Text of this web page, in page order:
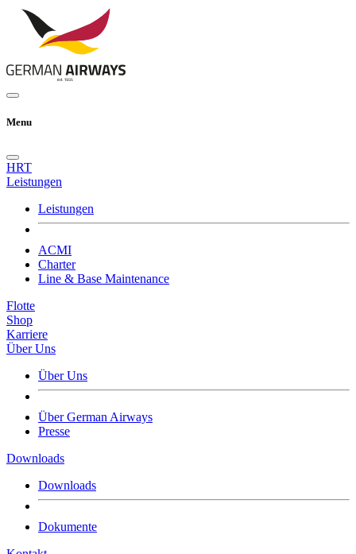
Zum
Inhalt
springen
Menu
HRT
Leistungen
Leistungen
ACMI
Charter
Line & Base Maintenance
Flotte
Shop
Karriere
Über Uns
Über Uns
Über German Airways
Presse
Downloads
Downloads
Dokumente